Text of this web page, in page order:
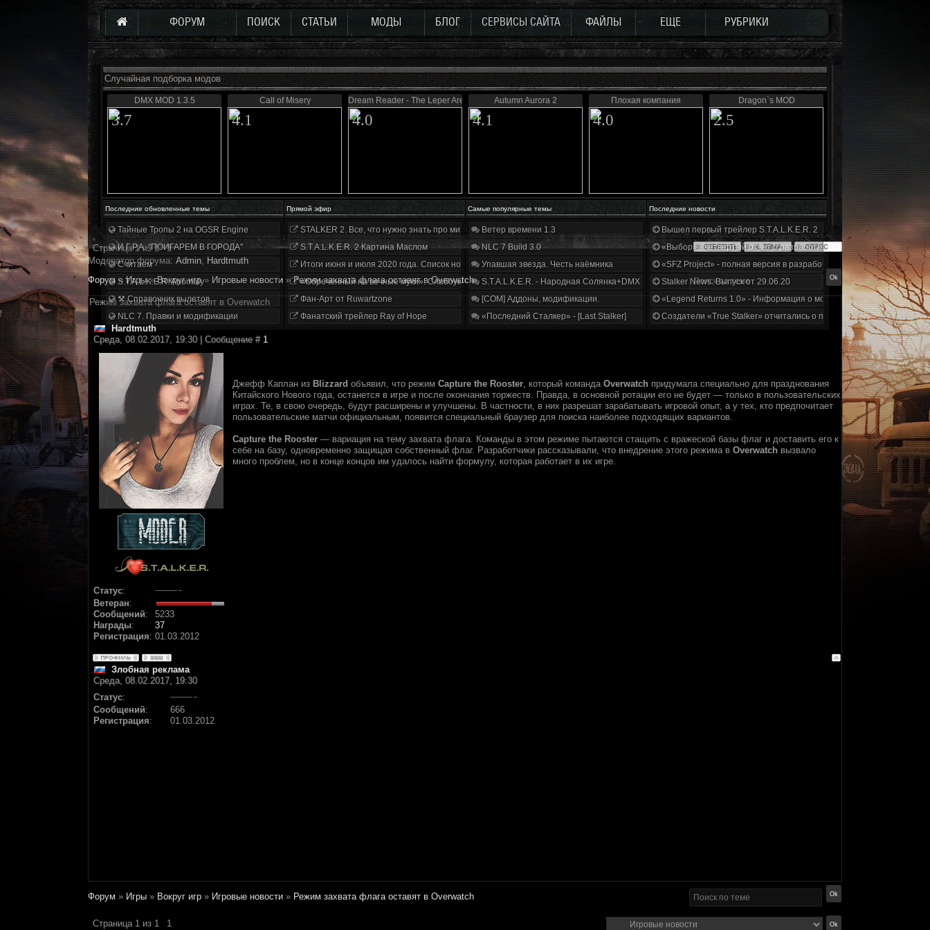
ФОРУМ ПОИСК СТАТЬИ МОДЫ БЛОГ СЕРВИСЫ САЙТА ФАЙЛЫ ЕЩЕ РУБРИКИ
Случайная подборка модов
DMX MOD 1.3.5
3.7
Call of Misery
4.1
Dream Reader - The Leper Area
4.0
Autumn Aurora 2
4.1
Плохая компания
4.0
Dragon`s MOD
2.5
Последние обновленные темы Прямой эфир Самые популярные темы Последние новости
Тайные Тропы 2 на OGSR Engine
И.Г.Р.А. "ПОИГАРЕМ В ГОРОДА"
Считаем
S.T.A.L.K.E.R. Anomaly
⚒ Справочник вылетов
NLC 7. Правки и модификации
STALKER 2. Все, что нужно знать про мир, геймплей и сюжет | Разбор трейлера
S.T.A.L.K.E.R. 2 Картина Маслом
Итоги июня и июля 2020 года. Список нововведений
«Обречённый на вечные муки». Слабоумие и отвага
Фан-Арт от Ruwartzone
Фанатский трейлер Ray of Hope
Ветер времени 1.3
NLC 7 Build 3.0
Упавшая звезда. Честь наёмника
S.T.A.L.K.E.R. - Народная Солянка+DMX 1.3.5.ООП.МА.К.
[COM] Аддоны, модификации.
«Последний Сталкер» - [Last Stalker]
Вышел первый трейлер S.T.A.L.K.E.R. 2
«Выбор» - четвертый отчет о разработке!
«SFZ Project» - полная версия в разработке!
Stalker News. Выпуск от 29.06.20
«Legend Returns 1.0» - Информация о моде за июнь 2020
Создатели «True Stalker» отчитались о проделанной работе
Страница1из1
1
Модератор форума: Аdmin, Hardtmuth
Форум » Игры » Вокруг игр » Игровые новости » Режим захвата флага оставят в Overwatch
Режим захвата флага оставят в Overwatch
Hardtmuth
Среда, 08.02.2017, 19:30 | Сообщение # 1
Статус:
Ветеран:
Сообщений:
5233
Награды:
37
Регистрация: 01.03.2012
Джефф Каплан из Blizzard объявил, что режим Capture the Rooster, который команда Overwatch придумала специально для празднования
Китайского Нового года, останется в игре и после окончания торжеств. Правда, в основной ротации его не будет — только в пользовательских
играх. Те, в свою очередь, будут расширены и улучшены. В частности, в них разрешат зарабатывать игровой опыт, а у тех, кто предпочитает
пользовательские матчи официальным, появится специальный браузер для поиска наиболее подходящих вариантов.
Capture the Rooster — вариация на тему захвата флага. Команды в этом режиме пытаются стащить с вражеской базы флаг и доставить его к
себе на базу, одновременно защищая собственный флаг. Разработчики рассказывали, что внедрение этого режима в Overwatch вызвало
много проблем, но в конце концов им удалось найти формулу, которая работает в их игре.
Злобная реклама
Среда, 08.02.2017, 19:30
Статус:
Сообщений:
666
Регистрация: 01.03.2012
Форум » Игры » Вокруг игр » Игровые новости » Режим захвата флага оставят в Overwatch
Страница 1 из 1 1